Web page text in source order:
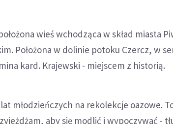
wieś wchodząca w skład miasta
Położona w dolinie potoku Czercz, w
kard. Krajewski - miejscem z historią.
młodzieńczych na rekolekcje oazowe.
aby się modlić i wypoczywać -